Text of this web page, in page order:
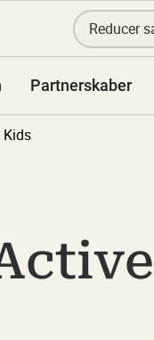
Reducer
Partnerskaber